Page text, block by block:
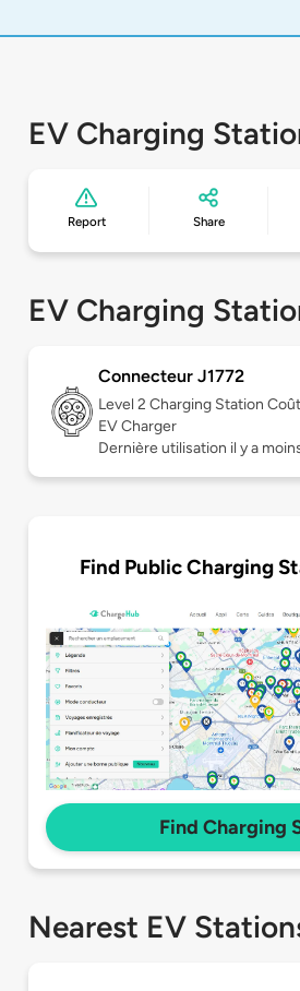
EV Charging
Report Share
EV Charging
Connecteur J1772
Level 2 Charging Station
EV Charger
Dernière utilisation il y a
Find Public Charging
Find Charging
Nearest EV